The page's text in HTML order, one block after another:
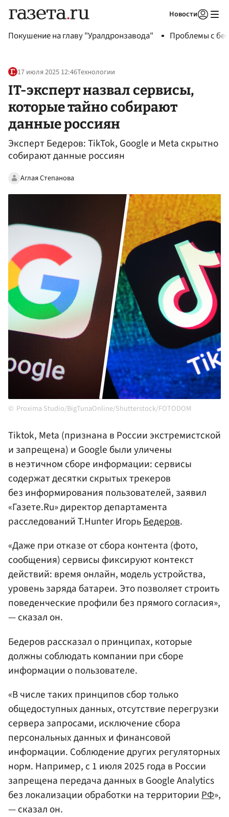
Новости
Покушение на главу "Уралдронзавода" Проблемы с
17 июля 2025 12:46Технологии
IT-эксперт назвал сервисы,
которые тайно собирают
данные россиян
Эксперт Бедеров: TikTok, Google и Meta скрытно
собирают данные россиян
Аглая Степанова
Proxima Studio/BigTunaOnline/Shutterstock/FOTODOM
Tiktok, Meta (признана в России экстремистской
и запрещена) и Google были уличены
в неэтичном сборе информации: сервисы
содержат десятки скрытых трекеров
без информирования пользователей, заявил
«Газете.Ru» директор департамента
расследований T.Hunter ИгорьБедеров.
«Даже при отказе от сбора контента (фото,
сообщения) сервисы фиксируют контекст
действий: время онлайн, модель устройства,
уровень заряда батареи. Это позволяет строить
поведенческие профили без прямого согласия»,
— сказал он.
Бедеров рассказал о принципах, которые
должны соблюдать компании при сборе
информации о пользователе.
«В числе таких принципов сбор только
общедоступных данных, отсутствие перегрузки
сервера запросами, исключение сбора
персональных данных и финансовой
информации. Соблюдение других регуляторных
норм. Например, с 1 июля 2025 года в России
запрещена передача данных в Google Analytics
без локализации обработки на территорииРФ»,
— сказал он.